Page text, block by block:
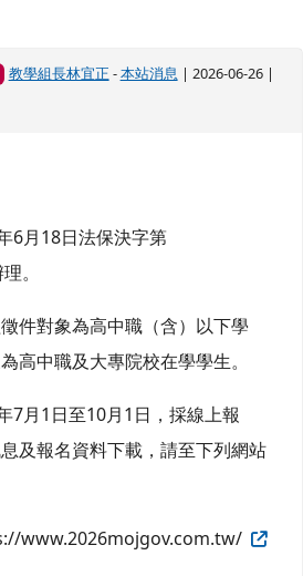
教學組長林宜正 -本站消息 | 2026-06-26 |
6月18日法保決字第
。
件對象為高中職（含）以下學
高中職及大專院校在學學生。
7月1日至10月1日，採線上報
及報名資料下載，請至下列網站
www.2026mojgov.com.tw/